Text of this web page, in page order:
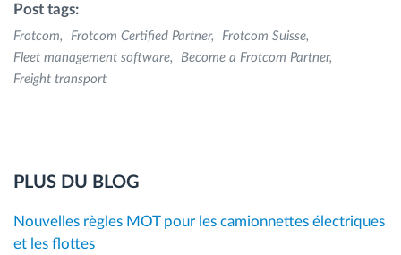
Post tags:
Frotcom Frotcom Certified Partner
Frotcom Suisse
Fleet management software
Become a Frotcom Partner
Freight transport
PLUS DU BLOG
Nouvelles règles MOT pour les camionnettes électriques
et les flottes